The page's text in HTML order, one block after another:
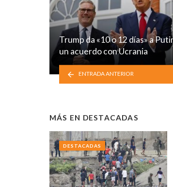
Trump da «10 o 12 días» a
un acuerdo con Ucrania
ENTRADA ANTERIOR
MÁS EN DESTACADAS
DESTACADAS